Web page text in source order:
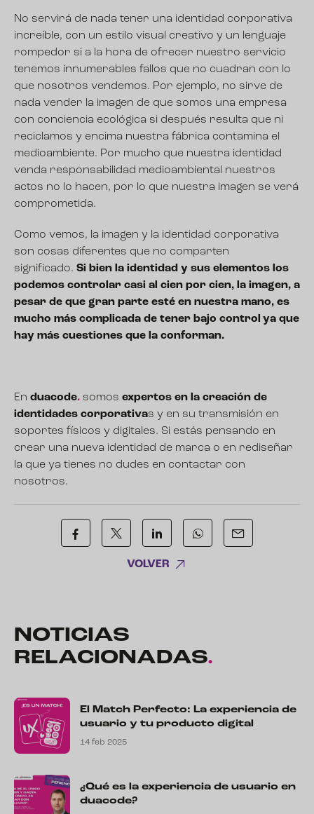
No servirá de nada tener una identidad corporativa
increíble, con un estilo visual creativo y un lenguaje
rompedor si a la hora de ofrecer nuestro servicio
tenemos innumerables fallos que no cuadran con lo
que nosotros vendemos. Por ejemplo, no sirve de
nada vender la imagen de que somos una empresa
con conciencia ecológica si después resulta que ni
reciclamos y encima nuestra fábrica contamina el
medioambiente. Por mucho que nuestra identidad
venda responsabilidad medioambiental nuestros
actos no lo hacen, por lo que nuestra imagen se verá
comprometida.
Como vemos, la imagen y la identidad corporativa
son cosas diferentes que no comparten
significado. Si bien la identidad y sus elementos los
podemos controlar casi al cien por cien, la imagen, a
pesar de que gran parte esté en nuestra mano, es
mucho más complicada de tener bajo control ya que
hay más cuestiones que la conforman.
En duacode. somos expertos en la creación de
identidades corporativas y en su transmisión en
soportes físicos y digitales. Si estás pensando en
crear una nueva identidad de marca o en rediseñar
la que ya tienes no dudes en contactar con
nosotros.
VOLVER
NOTICIAS
RELACIONADAS.
El Match Perfecto: La experiencia de
usuario y tu producto digital
14 feb 2025
¿Qué es la experiencia de usuario en
duacode?